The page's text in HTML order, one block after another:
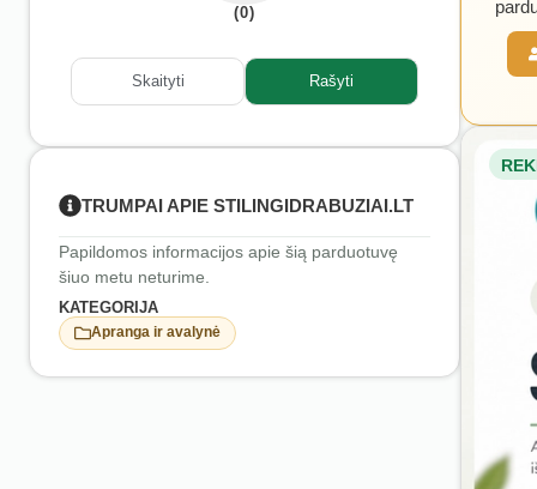
(0)
Skaityti Rašyti
TRUMPAI APIE STILINGIDRABUZIAI.LT
Papildomos informacijos apie šią parduotuvę
šiuo metu neturime.
KATEGORIJA
Apranga ir avalynė